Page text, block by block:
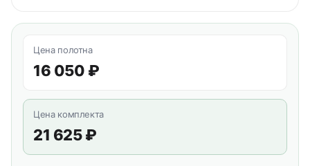
Цена полотна
16 050 ₽
Цена комплекта
21 625 ₽